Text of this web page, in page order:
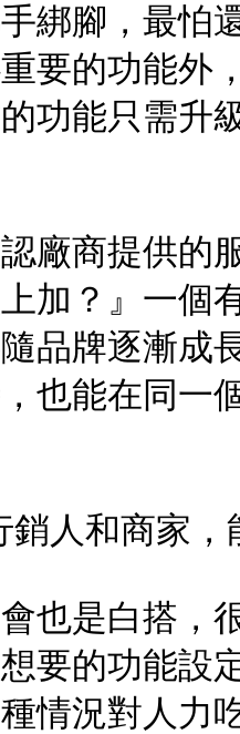
綁腳，最怕
要的功能外
功能只需升
廠商提供的
加？』一個
品牌逐漸成
也能在同一
人和商家，
也是白搭，
要的功能設
情況對人力